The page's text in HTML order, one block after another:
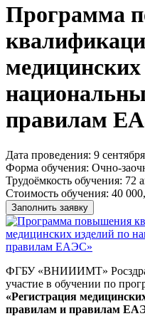
Программа
медицинских
правилам
Дата проведения: 9
Форма обучения: Очно-
Трудоёмкость обучения: 72
Стоимость обучения: 40
Заполнить заявку
ФГБУ «ВНИИИМТ»
участие в обучении по
«Регистрация
правилам и правилам